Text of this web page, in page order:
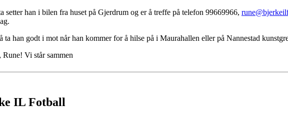
setter han i bilen fra huset på Gjerdrum og er å treffe på telefon 99669966,
ta han godt i mot når han kommer for å hilse på i Maurahallen eller på Nannestad
Vi står sammen
IL Fotball